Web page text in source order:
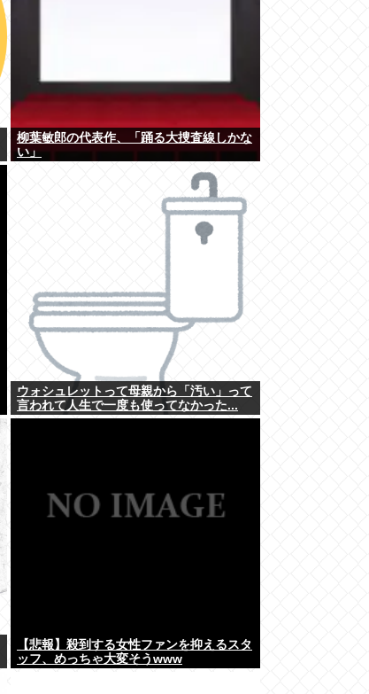
柳葉敏郎の代表作、「踊る大捜査線しかな
い」
ウォシュレットって母親から「汚い」って
言われて人生で一度も使ってなかった...
【悲報】殺到する女性ファンを抑えるスタ
ッフ、めっちゃ大変そうwww